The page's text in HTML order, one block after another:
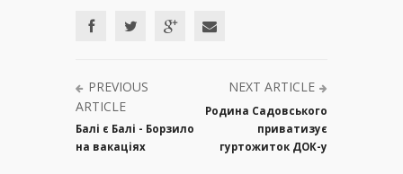
PREVIOUS
ARTICLE
Балі є Балі - Борзило
на вакаціях
NEXT ARTICLE
Родина Садовського
приватизує
гуртожиток ДОК-у